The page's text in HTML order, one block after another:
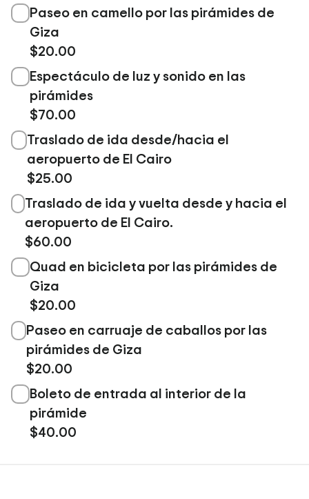
Paseo en camello por las pirámides de
Giza
$20.00
Espectáculo de luz y sonido en las
pirámides
$70.00
Traslado de ida desde/hacia el
aeropuerto de El Cairo
$25.00
Traslado de ida y vuelta desde y hacia el
aeropuerto de El Cairo.
$60.00
Quad en bicicleta por las pirámides de
Giza
$20.00
Paseo en carruaje de caballos por las
pirámides de Giza
$20.00
Boleto de entrada al interior de la
pirámide
$40.00